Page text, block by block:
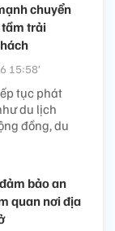
chuyển
tầm trải
15:58’
tục phát
du lịch
đồng, du
bảo an
quan nơi địa